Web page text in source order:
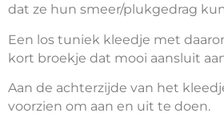
dat ze hun smeer/plukgedrag
Een los tuniek kleedje met
kort broekje dat mooi aansluit
Aan de achterzijde van het
voorzien om aan en uit te doen.